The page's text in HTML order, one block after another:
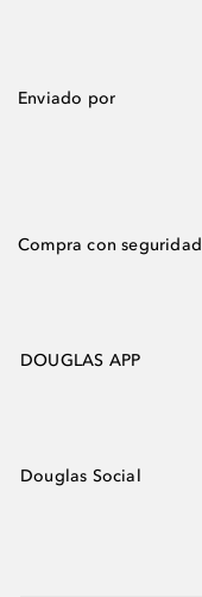
Enviado por
Compra con seguridad
DOUGLAS APP
Douglas Social